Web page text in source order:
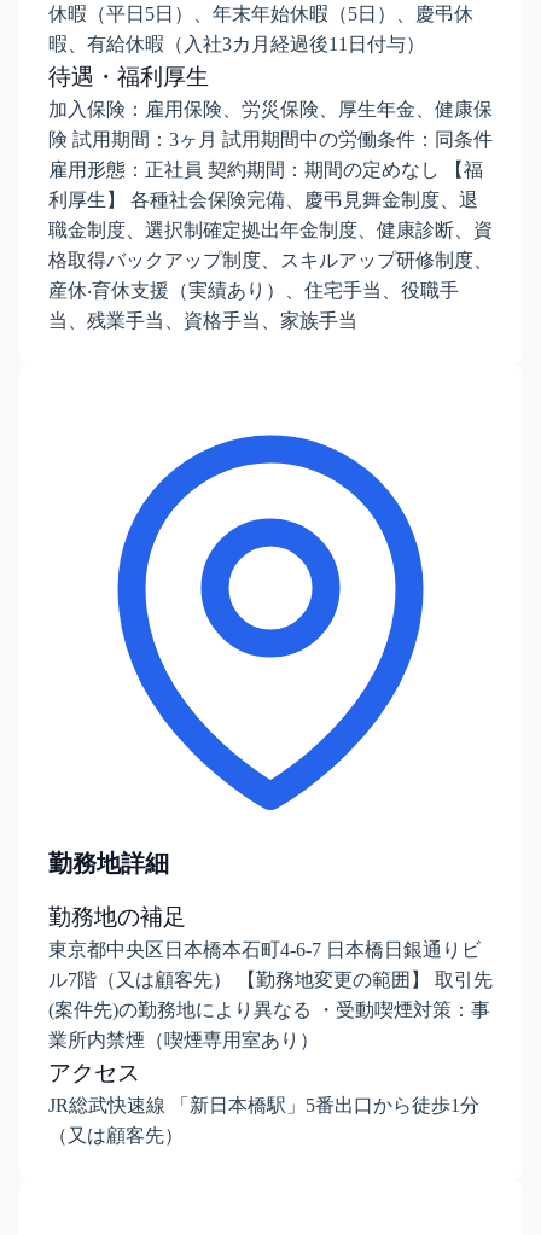
休暇（平日5日）、年末年始休暇（5日）、慶弔休
暇、有給休暇（入社3カ月経過後11日付与）
待遇・福利厚生
加入保険：雇用保険、労災保険、厚生年金、健康保
険 試用期間：3ヶ月 試用期間中の労働条件：同条件
雇用形態：正社員 契約期間：期間の定めなし 【福
利厚生】 各種社会保険完備、慶弔見舞金制度、退
職金制度、選択制確定拠出年金制度、健康診断、資
格取得バックアップ制度、スキルアップ研修制度、
産休‧育休支援（実績あり）、住宅手当、役職手
当、残業手当、資格手当、家族手当
勤務地詳細
勤務地の補足
東京都中央区日本橋本石町4-6-7 日本橋日銀通りビ
ル7階（又は顧客先） 【勤務地変更の範囲】 取引先
(案件先)の勤務地により異なる ・受動喫煙対策：事
業所内禁煙（喫煙専用室あり）
アクセス
JR総武快速線 「新日本橋駅」5番出口から徒歩1分
（又は顧客先）